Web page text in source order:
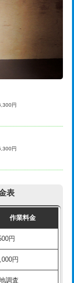
円~
円
円
円
円
円
円
円
円
円+材料費
円
円
表
作業料金
円
円
調査